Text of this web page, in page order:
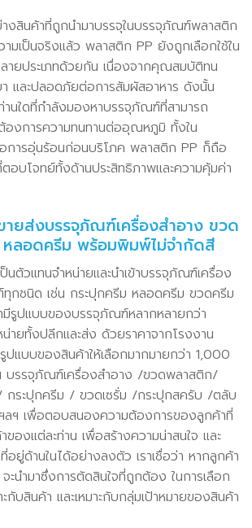
งสินค้าที่ถูกนำมาบรรจุในบรรจุภัณฑ์พลาสติก
ามเป็นจริงแล้ว พลาสติก PP ยังถูกเลือกใช้ใน
ายประเภทด้วยกัน เนื่องจากคุณสมบัติทน
และปลอดภัยต่อการสัมผัสอาหาร ดังนั้น
านใดที่กำลังมองหาบรรจุภัณฑ์ที่สามารถ
องการความทนทานต่ออุณหภูมิ ทั้งใน
การอุ่นร้อนก่อนบริโภค พลาสติก PP ก็ถือ
อบโจทย์ทั้งด้านประสิทธิภาพและความคุ้มค่า
ยส่งบรรจุภัณฑ์เครื่องสำอาง ขวด
หลอดครีม พร้อมพิมพ์ไม่จำกัดสี
นตัวแทนจำหน่ายและนำเข้าบรรจุภัณฑ์เครื่อง
ทุกชนิด เช่น กระปุกครีม หลอดครีม ขวดครีม
มีรูปแบบของบรรจุภัณฑ์หลากหลายกว่า
ายทั้งปลีกและส่ง ด้วยราคาจากโรงงาน
ปแบบของสินค้าให้เลือกมากมายกว่า 1,000
น บรรจุภัณฑ์เครื่องสำอาง /ขวดพลาสติก/
กระปุกครีม / ขวดเซรั่ม /กระปุกสครับ /ตลับ
ฯ เพื่อตอบสนองความต้องการของลูกค้าที่
องแต่ละท่าน เพื่อสร้างความน่าสนใจ และ
ยู่ด้านในได้อย่างลงตัว เราเชื่อว่า หากลูกค้า
นำมาซึ่งการตัดสินใจที่ถูกต้อง ในการเลือก
กับสินค้า และเหมาะกับกลุ่มเป้าหมายของสินค้า